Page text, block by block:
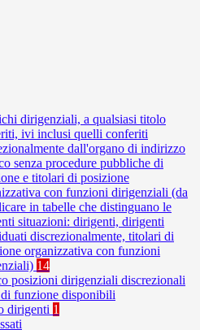
dirigenziali, a qualsiasi titolo
ivi inclusi quelli conferiti
dall'organo di indirizzo
senza procedure pubbliche di
e titolari di posizione
con funzioni dirigenziali (da
in tabelle che distinguano le
situazioni: dirigenti, dirigenti
discrezionalmente, titolari di
organizzativa con funzioni
14
posizioni dirigenziali discrezionali
funzione disponibili
dirigenti 1